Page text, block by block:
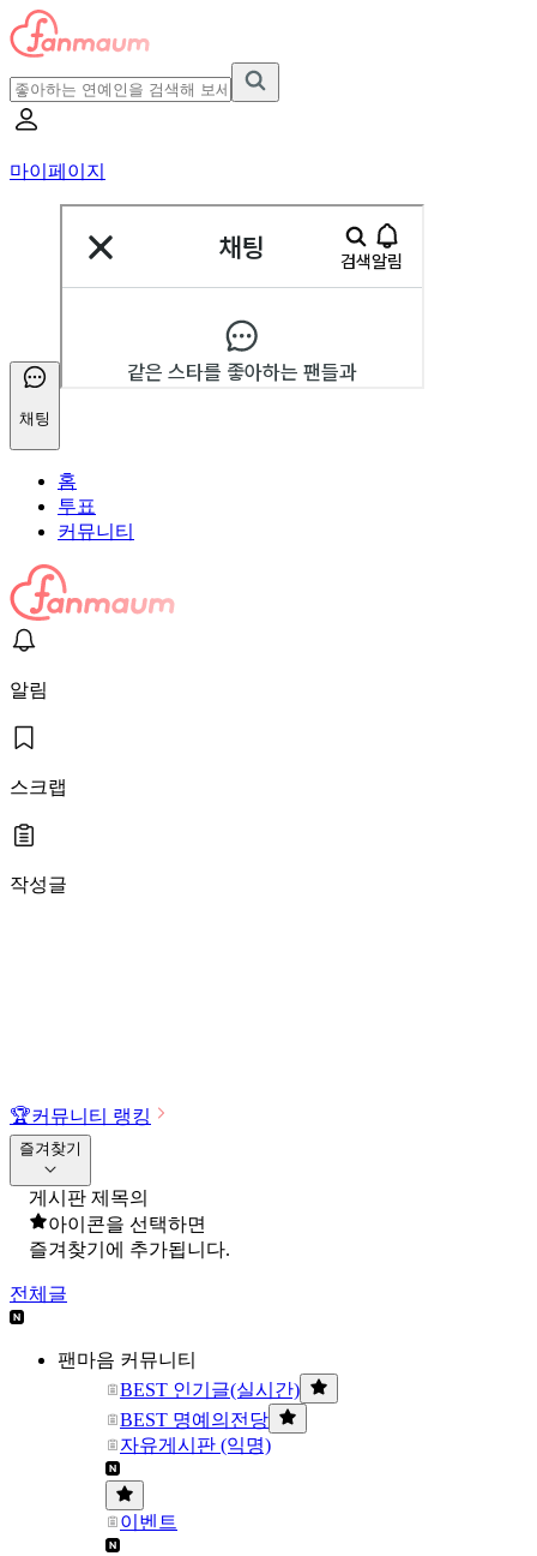
마이페이지
채팅
홈
투표
커뮤니티
알림
스크랩
작성글
🏆커뮤니티 랭킹
즐겨찾기
게시판 제목의
아이콘을 선택하면
즐겨찾기에 추가됩니다.
전체글
팬마음 커뮤니티
BEST 인기글(실시간)
BEST 명예의전당
자유게시판 (익명)
이벤트